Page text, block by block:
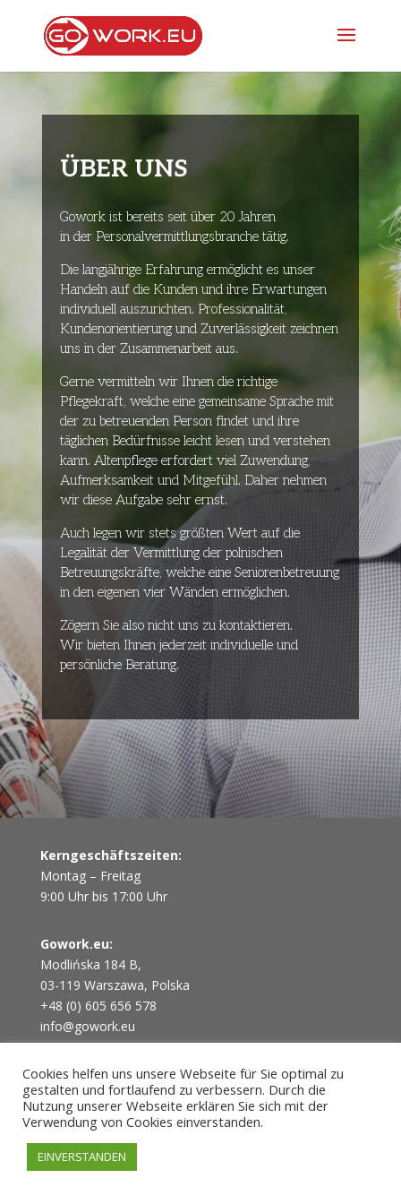
ÜBER UNS
Gowork ist bereits seit über 20 Jahren
in der Personalvermittlungsbranche tätig.
Die langjährige Erfahrung ermöglicht es unser
Handeln auf die Kunden und ihre Erwartungen
individuell auszurichten. Professionalität,
Kundenorientierung und Zuverlässigkeit zeichnen
uns in der Zusammenarbeit aus.
Gerne vermitteln wir Ihnen die richtige
Pflegekraft, welche eine gemeinsame Sprache mit
der zu betreuenden Person findet und ihre
täglichen Bedürfnisse leicht lesen und verstehen
kann. Altenpflege erfordert viel Zuwendung,
Aufmerksamkeit und Mitgefühl. Daher nehmen
wir diese Aufgabe sehr ernst.
Auch legen wir stets größten Wert auf die
Legalität der Vermittlung der polnischen
Betreuungskräfte, welche eine Seniorenbetreuung
in den eigenen vier Wänden ermöglichen.
Zögern Sie also nicht uns zu kontaktieren.
Wir bieten Ihnen jederzeit individuelle und
persönliche Beratung.
Kerngeschäftszeiten:
Montag – Freitag
9:00 Uhr bis 17:00 Uhr
Gowork.eu:
Modlińska 184 B,
03-119 Warszawa, Polska
+48 (0) 605 656 578
info@gowork.eu
ÜBER UNS
UNSERE LEISTUNGEN
ABLAUF
KONTAKT
BLOG
Cookies helfen uns unsere Webseite für Sie optimal zu
gestalten und fortlaufend zu verbessern. Durch die
Nutzung unserer Webseite erklären Sie sich mit der
Verwendung von Cookies einverstanden.
EINVERSTANDEN